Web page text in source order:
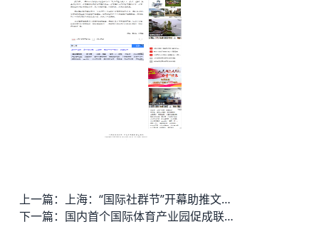
上一篇：
上海：“国际社群节”开幕助推文科创企业发展
下一篇：
国内首个国际体育产业园促成联盟 推动产业发展